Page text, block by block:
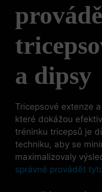
a dipsy
Tricepsové extenze
které dokážou
tréninku tricepsů je
techniku, aby se
maximalizovaly
správně provádět